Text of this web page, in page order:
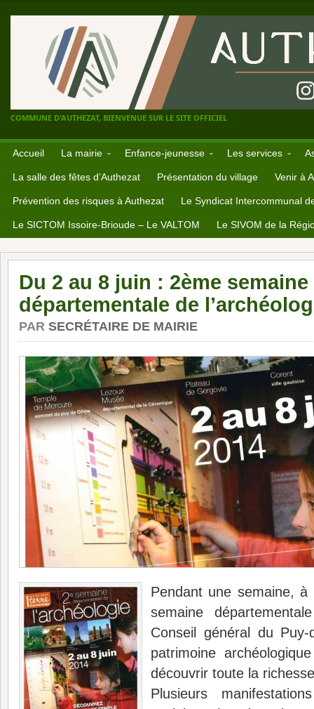
COMMUNE D'AUTHEZAT, BIENVENUE SUR LE SITE OFFICIEL
Accueil La mairie Enfance-jeunesse Les services
La salle des fêtes d’Authezat Présentation du village Venir à
Prévention des risques à Authezat Le Syndicat Intercommunal
Le SICTOM Issoire-Brioude – Le VALTOM Le SIVOM de la
Du 2 au 8 juin : 2ème semaine
départementale de
PAR SECRÉTAIRE DE MAIRIE
Pendant une semaine, à
semaine
Conseil général du
patrimoine
découvrir toute la
Plusieurs